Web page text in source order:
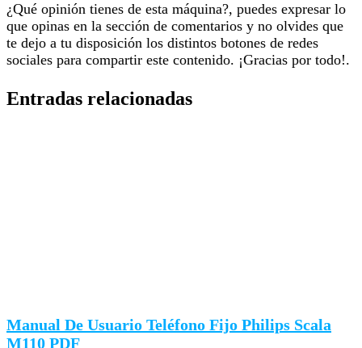
¿Qué opinión tienes de esta máquina?, puedes expresar lo
que opinas en la sección de comentarios y no olvides que
te dejo a tu disposición los distintos botones de redes
sociales para compartir este contenido. ¡Gracias por todo!.
Entradas relacionadas
Manual De Usuario Teléfono Fijo Philips Scala
M110 PDF